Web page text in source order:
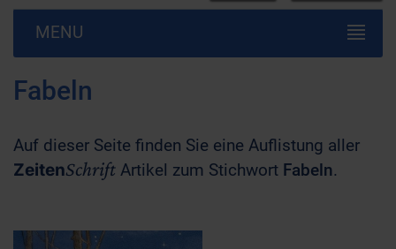
MENU
Fabeln
Auf dieser Seite finden Sie eine Auflistung aller
ZeitenSchrift Artikel zum Stichwort Fabeln.